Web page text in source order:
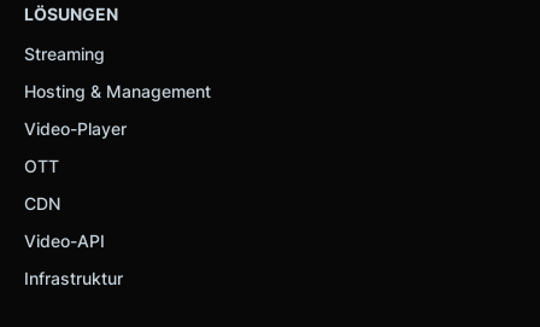
LÖSUNGEN
Streaming
Hosting & Management
Video-Player
OTT
CDN
Video-API
Infrastruktur